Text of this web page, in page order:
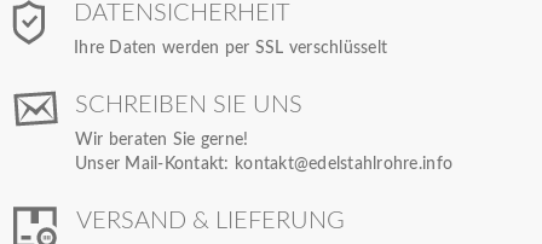
DATENSICHERHEIT
Ihre Daten werden per SSL verschlüsselt
SCHREIBEN SIE UNS
Wir beraten Sie gerne!
Unser Mail-Kontakt: kontakt@edelstahlrohre.info
VERSAND & LIEFERUNG